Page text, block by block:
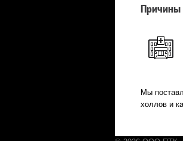
Причины
Мы
холлов и